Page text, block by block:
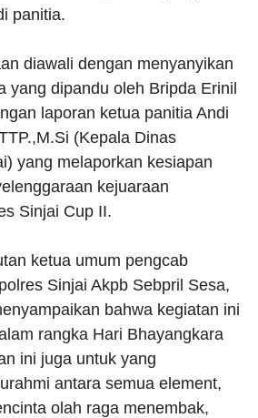
panitia.
diawali dengan menyanyikan
yang dipandu oleh Bripda Erinil
laporan ketua panitia Andi
(Kepala Dinas
yang melaporkan kesiapan
kejuaraan
Sinjai Cup II.
ketua umum pengcab
Sinjai Akpb Sebpril Sesa,
bahwa kegiatan ini
rangka Hari Bhayangkara
ini juga untuk yang
antara semua element,
olah raga menembak,